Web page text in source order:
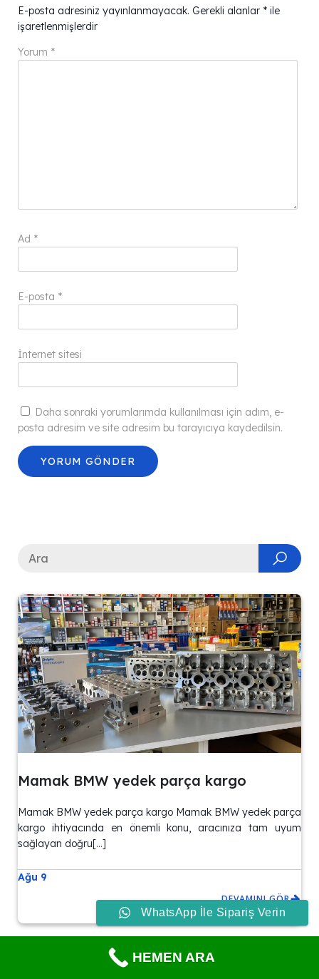
E-posta adresiniz yayınlanmayacak. Gerekli alanlar * ile
işaretlenmişlerdir
Yorum *
Ad *
E-posta *
İnternet sitesi
Daha sonraki yorumlarımda kullanılması için adım, e-
posta adresim ve site adresim bu tarayıcıya kaydedilsin.
Mamak BMW yedek parça kargo
Mamak BMW yedek parça kargo Mamak BMW yedek parça
kargo ihtiyacında en önemli konu, aracınıza tam uyum
sağlayan doğru[…]
Ağu 9
DEVAMINI GÖR
WhatsApp İle Sipariş Verin
HEMEN ARA